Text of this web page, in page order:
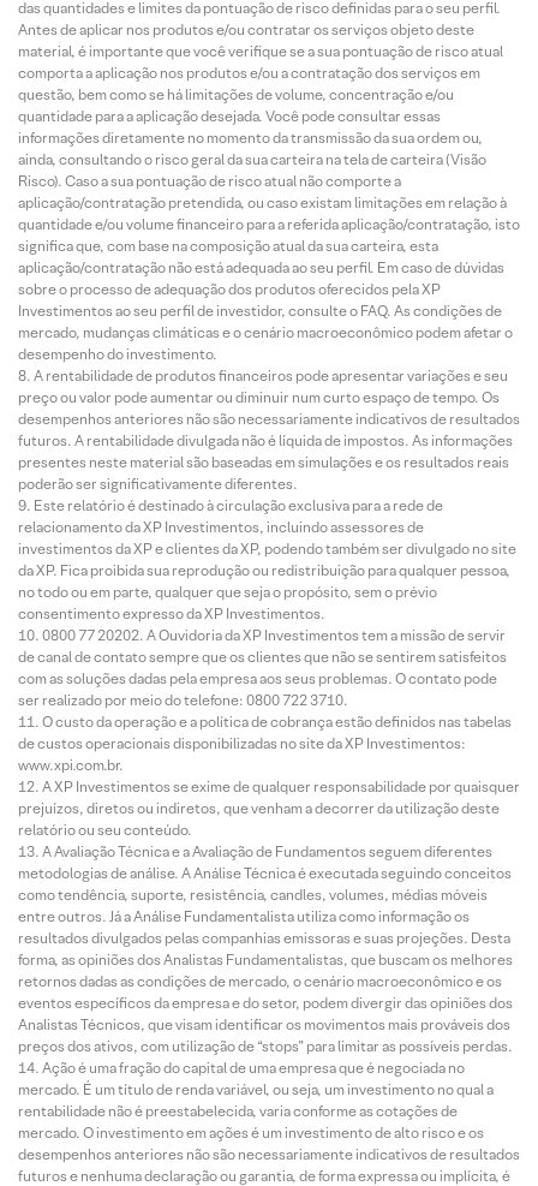
das quantidades e limites da pontuação de risco definidas para o seu perfil.
Antes de aplicar nos produtos e/ou contratar os serviços objeto deste
material, é importante que você verifique se a sua pontuação de risco atual
comporta a aplicação nos produtos e/ou a contratação dos serviços em
questão, bem como se há limitações de volume, concentração e/ou
quantidade para a aplicação desejada. Você pode consultar essas
informações diretamente no momento da transmissão da sua ordem ou,
ainda, consultando o risco geral da sua carteira na tela de carteira (Visão
Risco). Caso a sua pontuação de risco atual não comporte a
aplicação/contratação pretendida, ou caso existam limitações em relação à
quantidade e/ou volume financeiro para a referida aplicação/contratação, isto
significa que, com base na composição atual da sua carteira, esta
aplicação/contratação não está adequada ao seu perfil. Em caso de dúvidas
sobre o processo de adequação dos produtos oferecidos pela XP
Investimentos ao seu perfil de investidor, consulte o FAQ. As condições de
mercado, mudanças climáticas e o cenário macroeconômico podem afetar o
desempenho do investimento.
A rentabilidade de produtos financeiros pode apresentar variações e seu
preço ou valor pode aumentar ou diminuir num curto espaço de tempo. Os
desempenhos anteriores não são necessariamente indicativos de resultados
futuros. A rentabilidade divulgada não é líquida de impostos. As informações
presentes neste material são baseadas em simulações e os resultados reais
poderão ser significativamente diferentes.
Este relatório é destinado à circulação exclusiva para a rede de
relacionamento da XP Investimentos, incluindo assessores de
investimentos da XP e clientes da XP, podendo também ser divulgado no site
da XP. Fica proibida sua reprodução ou redistribuição para qualquer pessoa,
no todo ou em parte, qualquer que seja o propósito, sem o prévio
consentimento expresso da XP Investimentos.
0800 77 20202. A Ouvidoria da XP Investimentos tem a missão de servir
de canal de contato sempre que os clientes que não se sentirem satisfeitos
com as soluções dadas pela empresa aos seus problemas. O contato pode
ser realizado por meio do telefone: 0800 722 3710.
O custo da operação e a política de cobrança estão definidos nas tabelas
de custos operacionais disponibilizadas no site da XP Investimentos:
www.xpi.com.br.
A XP Investimentos se exime de qualquer responsabilidade por quaisquer
prejuízos, diretos ou indiretos, que venham a decorrer da utilização deste
relatório ou seu conteúdo.
A Avaliação Técnica e a Avaliação de Fundamentos seguem diferentes
metodologias de análise. A Análise Técnica é executada seguindo conceitos
como tendência, suporte, resistência, candles, volumes, médias móveis
entre outros. Já a Análise Fundamentalista utiliza como informação os
resultados divulgados pelas companhias emissoras e suas projeções. Desta
forma, as opiniões dos Analistas Fundamentalistas, que buscam os melhores
retornos dadas as condições de mercado, o cenário macroeconômico e os
eventos específicos da empresa e do setor, podem divergir das opiniões dos
Analistas Técnicos, que visam identificar os movimentos mais prováveis dos
preços dos ativos, com utilização de “stops” para limitar as possíveis perdas.
Ação é uma fração do capital de uma empresa que é negociada no
mercado. É um título de renda variável, ou seja, um investimento no qual a
rentabilidade não é preestabelecida, varia conforme as cotações de
mercado. O investimento em ações é um investimento de alto risco e os
desempenhos anteriores não são necessariamente indicativos de resultados
futuros e nenhuma declaração ou garantia, de forma expressa ou implícita, é